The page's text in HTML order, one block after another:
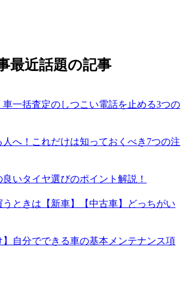
最近話題の記事
車一括査定のしつこい電話を止める3つの
へ！これだけは知っておくべき7つの注
いタイヤ選びのポイント解説！
ときは【新車】【中古車】どっちがい
】自分でできる車の基本メンテナンス項